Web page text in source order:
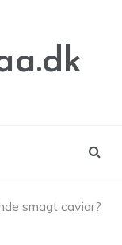
smagt caviar?